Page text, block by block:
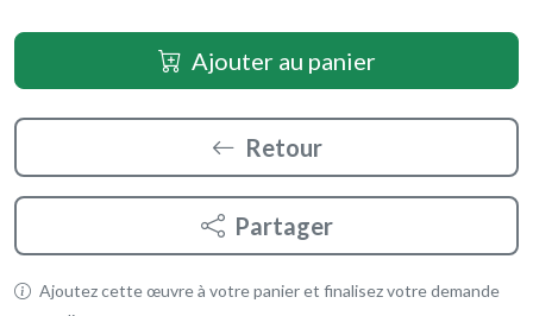
Ajouter au panier
Retour
Partager
Ajoutez cette œuvre à votre panier et finalisez votre demande